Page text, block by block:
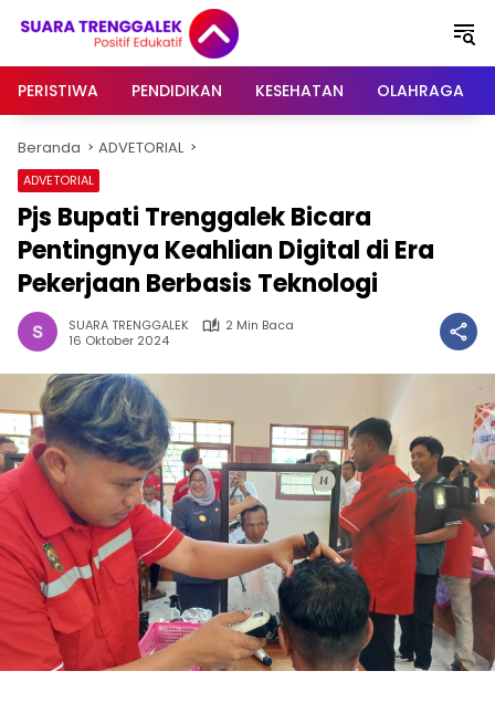
PERISTIWA
PENDIDIKAN KESEHATAN OLAHRAGA
Beranda ADVETORIAL
ADVETORIAL
Pjs Bupati Trenggalek Bicara
Pentingnya Keahlian Digital di Era
Pekerjaan Berbasis Teknologi
SUARA TRENGGALEK
2 Min Baca
16 Oktober 2024